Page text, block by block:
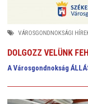
VÁROSGONDNOKSÁGI
DOLGOZZ VELÜNK
A Városgondnokság